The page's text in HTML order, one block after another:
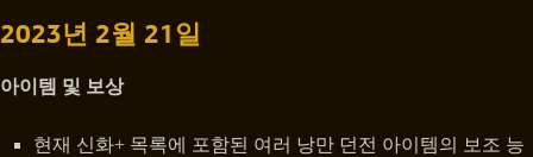
2023년 2월 21일
아이템 및 보상
현재 신화+ 목록에 포함된 여러 낭만 던전 아이템의 보조 능